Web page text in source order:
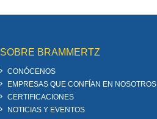
SOBRE BRAMMERTZ
CONÓCENOS
EMPRESAS QUE CONFÍAN EN NOSOTROS
CERTIFICACIONES
NOTICIAS Y EVENTOS